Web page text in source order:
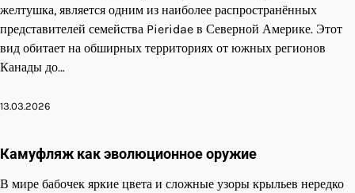
желтушка, является одним из наиболее распространённых
представителей семейства Pieridae в Северной Америке. Этот
вид обитает на обширных территориях от южных регионов
Канады до…
13.03.2026
Камуфляж как эволюционное оружие
В мире бабочек яркие цвета и сложные узоры крыльев нередко